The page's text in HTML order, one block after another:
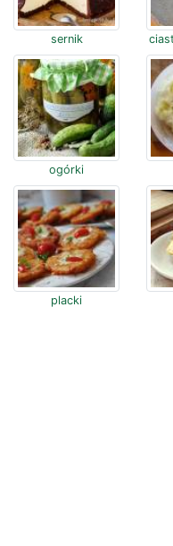
sernik
ogórki
placki